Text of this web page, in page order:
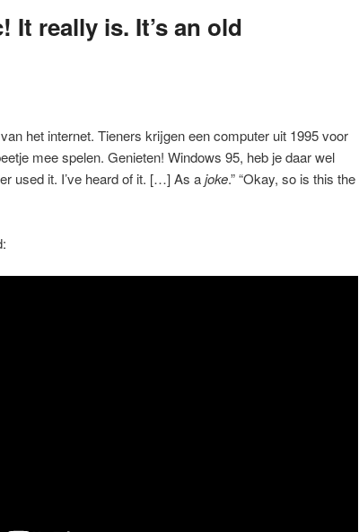
It really is. It’s an old
het internet. Tieners krijgen een computer uit 1995 voor
mee spelen. Genieten! Windows 95, heb je daar wel
used it. I’ve heard of it. […] As ajoke.” “Okay, so is this the